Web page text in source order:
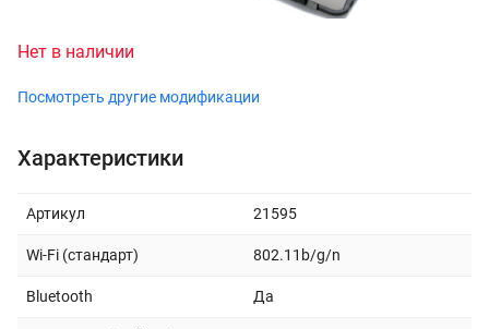
Нет в наличии
Посмотреть другие модификации
Характеристики
Артикул 21595
Wi-Fi (стандарт) 802.11b/g/n
Bluetooth Да